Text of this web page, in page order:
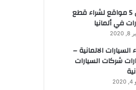
افضل 5 مواقع لشراء قطع
في ألمانيا
الالمانية –
شركات السيارات